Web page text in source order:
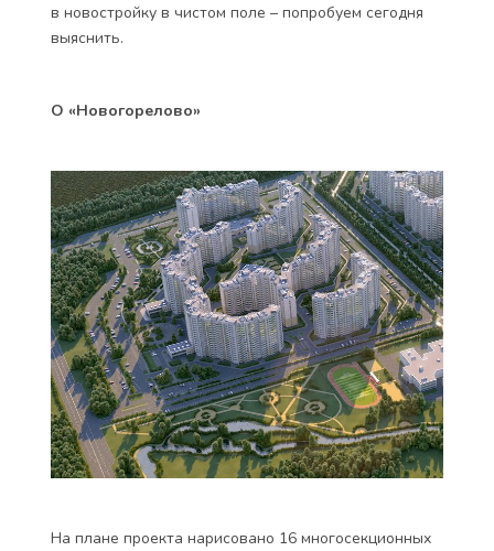
в новостройку в чистом поле – попробуем сегодня
выяснить.
О «Новогорелово»
На плане проекта нарисовано 16 многосекционных